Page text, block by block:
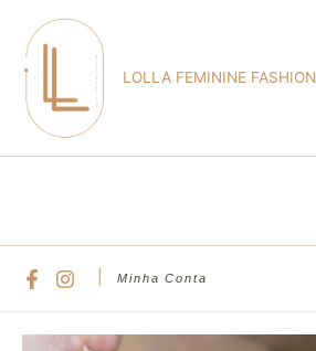
para
LOLLA FEMININE FASHION
Minha Conta